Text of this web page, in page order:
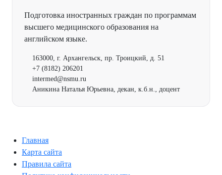
Подготовка иностранных граждан по программам
высшего медицинского образования на
английском языке.
163000, г. Архангельск, пр. Троицкий, д. 51
+7 (8182) 206201
intermed@nsmu.ru
Аникина Наталья Юрьевна, декан, к.б.н., доцент
Главная
Карта сайта
Правила сайта